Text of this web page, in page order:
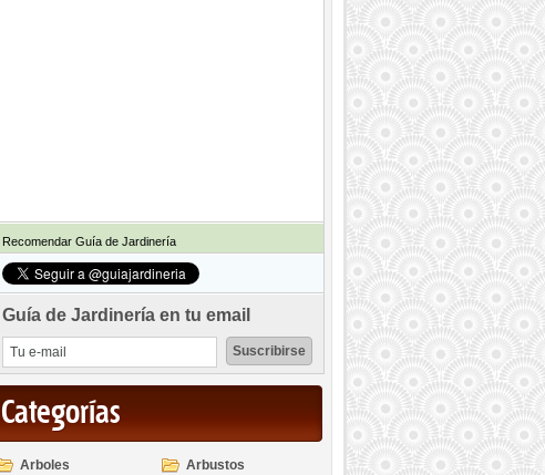
Recomendar Guía de Jardinería
Guía de Jardinería en tu email
Categorías
Arboles
Arbustos